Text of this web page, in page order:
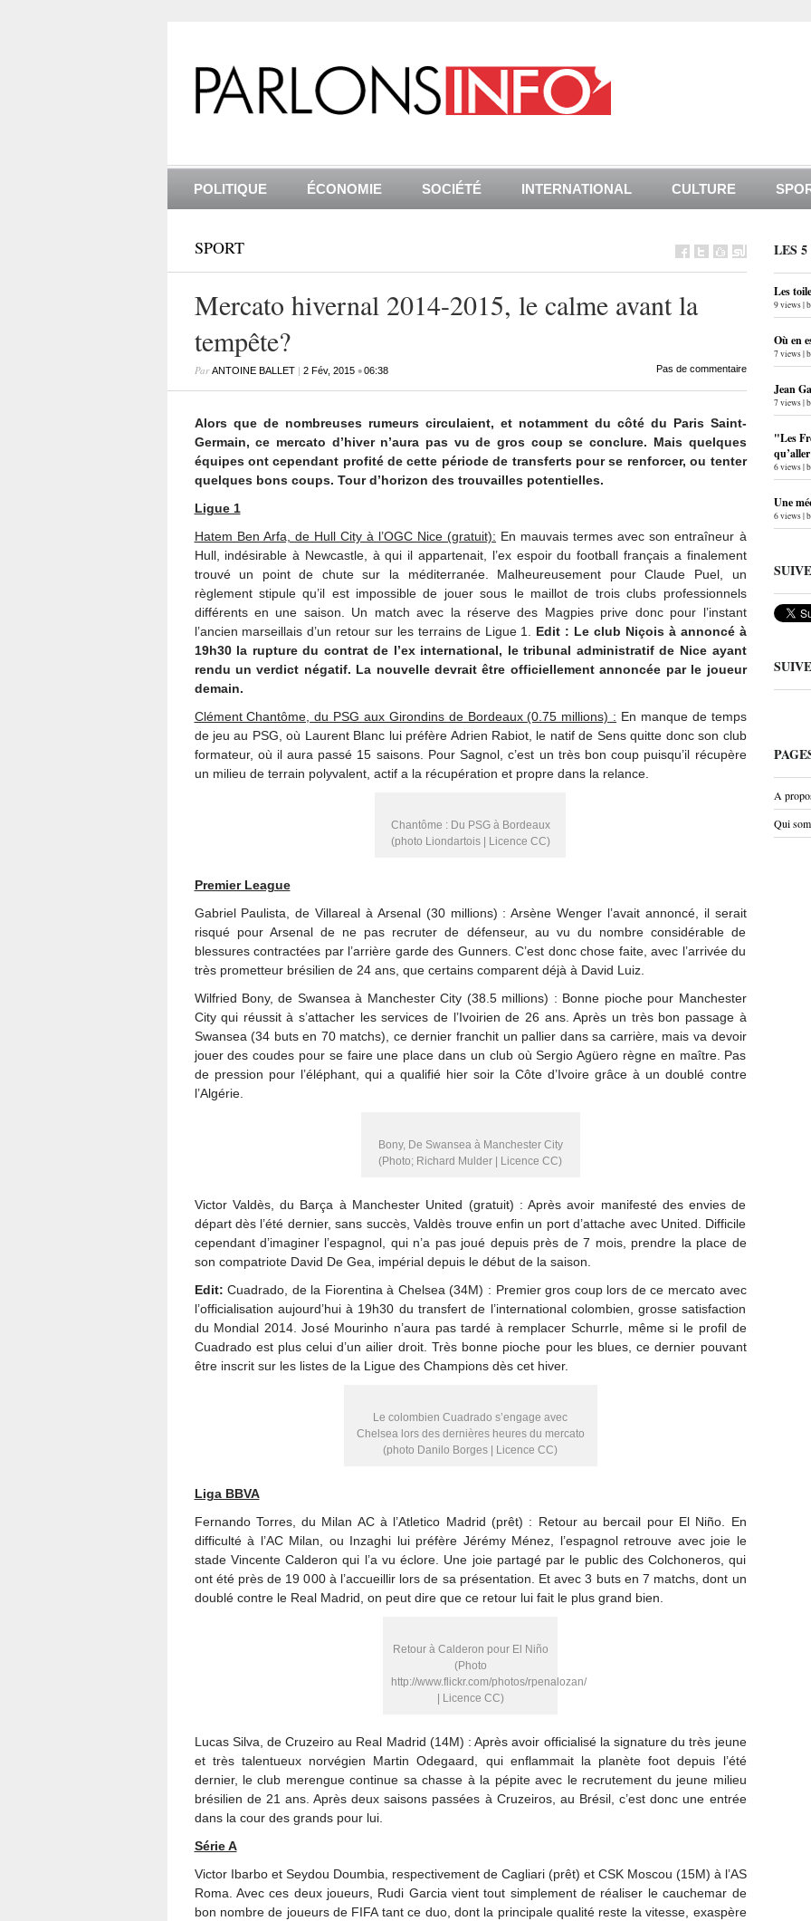
POLITIQUE ÉCONOMIE SOCIÉTÉ INTERNATIONAL CULTURE
SPORT
Mercato hivernal 2014-2015, le calme avant la
tempête?
ParANTOINE BALLET| 2 Fév, 2015•06:38 Pas de commentaire
Alors que de nombreuses rumeurs circulaient, et notamment du côté du Paris Saint-
Germain, ce mercato d’hiver n’aura pas vu de gros coup se conclure. Mais quelques
équipes ont cependant profité de cette période de transferts pour se renforcer, ou tenter
quelques bons coups. Tour d’horizon des trouvailles potentielles.
Ligue 1
Hatem Ben Arfa, de Hull City à l’OGC Nice (gratuit): En mauvais termes avec son entraîneur à
Hull, indésirable à Newcastle, à qui il appartenait, l’ex espoir du football français a finalement
trouvé un point de chute sur la méditerranée. Malheureusement pour Claude Puel, un
règlement stipule qu’il est impossible de jouer sous le maillot de trois clubs professionnels
différents en une saison. Un match avec la réserve des Magpies prive donc pour l’instant
l’ancien marseillais d’un retour sur les terrains de Ligue 1. Edit : Le club Niçois à annoncé à
19h30 la rupture du contrat de l’ex international, le tribunal administratif de Nice ayant
rendu un verdict négatif. La nouvelle devrait être officiellement annoncée par le joueur
demain.
Clément Chantôme, du PSG aux Girondins de Bordeaux (0.75 millions) : En manque de temps
de jeu au PSG, où Laurent Blanc lui préfère Adrien Rabiot, le natif de Sens quitte donc son club
formateur, où il aura passé 15 saisons. Pour Sagnol, c’est un très bon coup puisqu’il récupère
un milieu de terrain polyvalent, actif a la récupération et propre dans la relance.
Chantôme : Du PSG à Bordeaux
(photo Liondartois | Licence CC)
Premier League
Gabriel Paulista, de Villareal à Arsenal (30 millions) : Arsène Wenger l’avait annoncé, il serait
risqué pour Arsenal de ne pas recruter de défenseur, au vu du nombre considérable de
blessures contractées par l’arrière garde des Gunners. C’est donc chose faite, avec l’arrivée du
très prometteur brésilien de 24 ans, que certains comparent déjà à David Luiz.
Wilfried Bony, de Swansea à Manchester City (38.5 millions) : Bonne pioche pour Manchester
City qui réussit à s’attacher les services de l’Ivoirien de 26 ans. Après un très bon passage à
Swansea (34 buts en 70 matchs), ce dernier franchit un pallier dans sa carrière, mais va devoir
jouer des coudes pour se faire une place dans un club où Sergio Agüero règne en maître. Pas
de pression pour l’éléphant, qui a qualifié hier soir la Côte d’Ivoire grâce à un doublé contre
l’Algérie.
Bony, De Swansea à Manchester City
(Photo; Richard Mulder | Licence CC)
Victor Valdès, du Barça à Manchester United (gratuit) : Après avoir manifesté des envies de
départ dès l’été dernier, sans succès, Valdès trouve enfin un port d’attache avec United. Difficile
cependant d’imaginer l’espagnol, qui n’a pas joué depuis près de 7 mois, prendre la place de
son compatriote David De Gea, impérial depuis le début de la saison.
Edit:Cuadrado, de la Fiorentina à Chelsea (34M) : Premier gros coup lors de ce mercato avec
l’officialisation aujourd’hui à 19h30 du transfert de l’international colombien, grosse satisfaction
du Mondial 2014. José Mourinho n’aura pas tardé à remplacer Schurrle, même si le profil de
Cuadrado est plus celui d’un ailier droit. Très bonne pioche pour les blues, ce dernier pouvant
être inscrit sur les listes de la Ligue des Champions dès cet hiver.
Le colombien Cuadrado s’engage avec
Chelsea lors des dernières heures du mercato
(photo Danilo Borges | Licence CC)
Liga BBVA
Fernando Torres, du Milan AC à l’Atletico Madrid (prêt) : Retour au bercail pour El Niño. En
difficulté à l’AC Milan, ou Inzaghi lui préfère Jérémy Ménez, l’espagnol retrouve avec joie le
stade Vincente Calderon qui l’a vu éclore. Une joie partagé par le public des Colchoneros, qui
ont été près de 19 000 à l’accueillir lors de sa présentation. Et avec 3 buts en 7 matchs, dont un
doublé contre le Real Madrid, on peut dire que ce retour lui fait le plus grand bien.
Retour à Calderon pour El Niño
(Photo
http://www.flickr.com/photos/rpenalozan/
| Licence CC)
Lucas Silva, de Cruzeiro au Real Madrid (14M) : Après avoir officialisé la signature du très jeune
et très talentueux norvégien Martin Odegaard, qui enflammait la planète foot depuis l’été
dernier, le club merengue continue sa chasse à la pépite avec le recrutement du jeune milieu
brésilien de 21 ans. Après deux saisons passées à Cruzeiros, au Brésil, c’est donc une entrée
dans la cour des grands pour lui.
Série A
Victor Ibarbo et Seydou Doumbia, respectivement de Cagliari (prêt) et CSK Moscou (15M) à l’AS
Roma. Avec ces deux joueurs, Rudi Garcia vient tout simplement de réaliser le cauchemar de
bon nombre de joueurs de FIFA tant ce duo, dont la principale qualité reste la vitesse, exaspère
LES
Les
9 views|
Où en
7 views|
Jean
7 views|
"Les
6 views|
Une
6 views|
A
Qui